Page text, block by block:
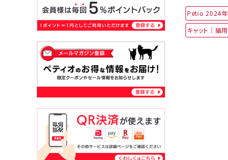
ペットシーツ ベッ
おもちゃ 食
首輪・ハーネス・リード し
ベッド・ハウス・マット サ
食器・給水器 防
替え・交換パーツ
国産フード&おやつ特集 穀物不
じゃらして遊ぶ 引っ張
またた
小型犬にオススメ ダイエ
返品・交換について オ
Petio 2024
キャット｜猫